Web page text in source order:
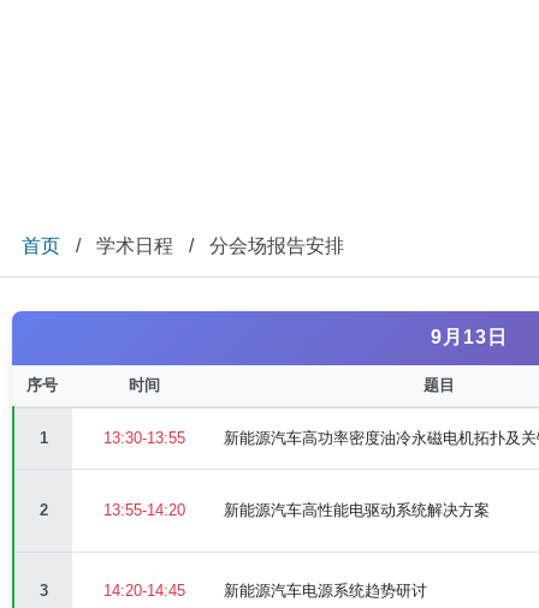
首页 / 学术日程 / 分会场报告安排
9月13日
序号 时间 题目
1 13:30-13:55 新能源汽车高功率密度油冷永磁电机拓扑及
2 13:55-14:20 新能源汽车高性能电驱动系统解决方案
3 14:20-14:45 新能源汽车电源系统趋势研讨